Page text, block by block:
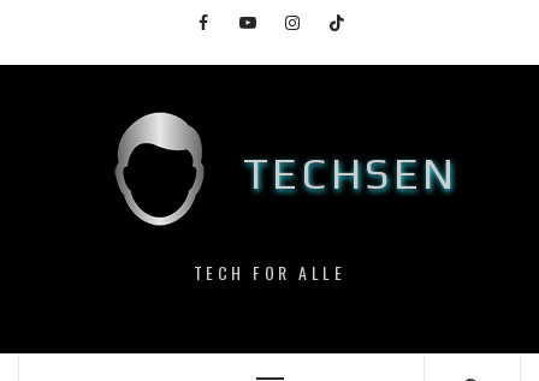
content
FacebookYouTubeInstagramTikTok
TECHSEN
TECH FOR ALLE